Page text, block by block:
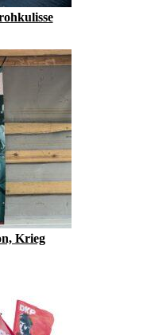
Krieg